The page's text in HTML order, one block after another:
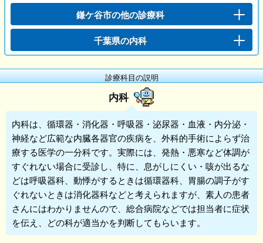
鎌ケ谷市の他の診療科
千葉県の内科
診療科目の説明
内科
内科は、循環器・消化器・呼吸器・泌尿器・血液・内分泌・
神経など広範な内臓各器官の疾病を、外科的手術によらず治
療する医学の一分科です。実際には、発熱・悪寒など体調が
すぐれない場合に受診し、特に、息がしにくい・咳が出るな
どは呼吸器科、動悸がするときは循環器科、胃腸の調子がす
ぐれないときは消化器科などと考えられますが、素人の患者
さんにはわかりませんので、総合病院などでは担当者に症状
を伝え、どの科が適当かを判断してもらいます。